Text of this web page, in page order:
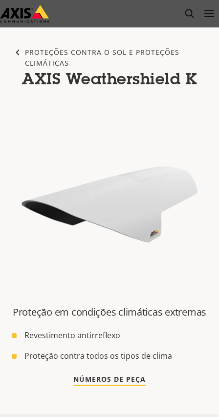
Pular
para
open
PROTEÇÕES CONTRA O SOL E PROTEÇÕES
CLIMÁTICAS
AXIS Weathershield K
Proteção em condições climáticas extremas
Revestimento antirreflexo
Proteção contra todos os tipos de clima
NÚMEROS DE PEÇA